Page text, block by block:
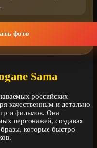
фото
Sama
российских
качественным и детально
и фильмов. Она
персонажей, создавая
которые быстро